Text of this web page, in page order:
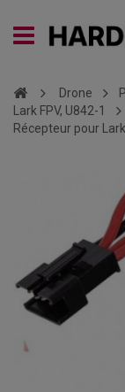
Drone
Lark FPV, U842-1
Récepteur pour